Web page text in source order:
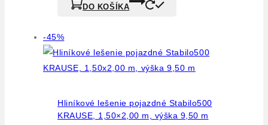
DO KOŠÍKA
-45%Výrobok
na
predaj
Hliníkové lešenie pojazdné Stabilo500
KRAUSE, 1,50×2,00 m, výška 9,50 m